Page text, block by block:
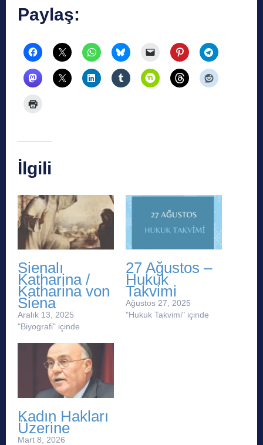
Paylaş:
İlgili
Sienalı
Katharina /
Katharina von
Siena
Aralık 13, 2025
"Biyografi" içinde
27 Ağustos –
Hukuk
Takvimi
Ağustos 27, 2025
"Hukuk Takvimi" içinde
Kadın Hakları
Üzerine
Mart 8, 2026